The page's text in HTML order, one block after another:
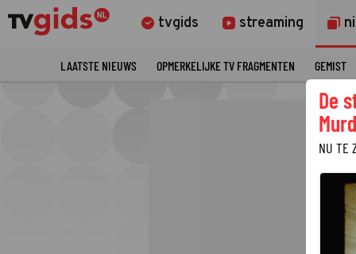
tvgids streaming
LAATSTE NIEUWS OPMERKELIJKE TV FRAGMENTEN GEMIST
De
NU TE